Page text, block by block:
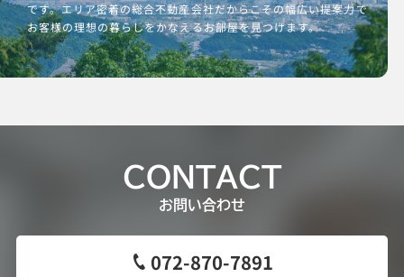
です。エリア密着の総合不動産会社だからこその幅広い提案力で
お客様の理想の暮らしをかなえるお部屋を見つけます。
CONTACT
お問い合わせ
072-870-7891